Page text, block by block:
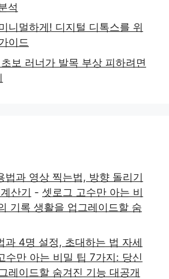
석
니멀하게! 디지털 디톡스를 위
이드
보 러너가 발목 부상 피하려면
법과 영상 찍는법, 방향 돌리기
산기 - 셋로그 고수만 아는 비
기록 생활을 업그레이드할 숨
과 4명 설정, 초대하는 법 자세
수만 아는 비밀 팁 7가지: 당신
레이드할 숨겨진 기능 대공개